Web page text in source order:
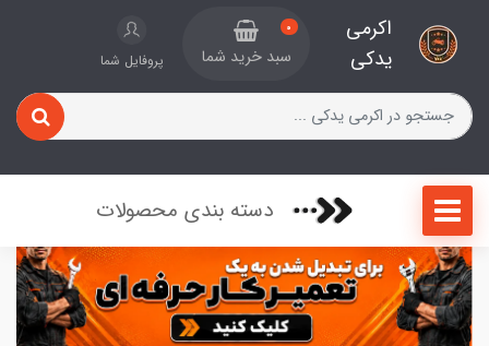
اکرمی
یدکی
0
سبد خرید شما پروفایل شما
دسته بندی محصولات